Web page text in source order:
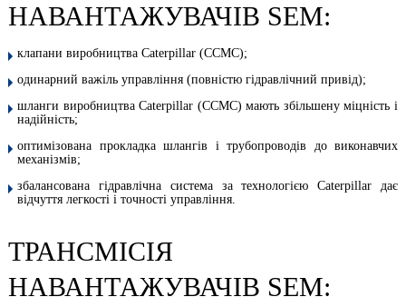
НАВАНТАЖУВАЧІВ SEM:
клапани виробництва Caterpillar (CCMC);
одинарний важіль управління (повністю гідравлічний привід);
шланги виробництва Caterpillar (CCMC) мають збільшену міцність і
надійність;
оптимізована прокладка шлангів і трубопроводів до виконавчих
механізмів;
збалансована гідравлічна система за технологією Caterpillar дає
відчуття легкості і точності управління.
ТРАНСМІСІЯ
НАВАНТАЖУВАЧІВ SEM: